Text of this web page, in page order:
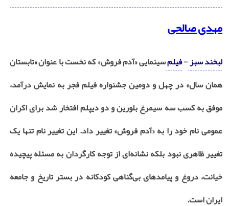
مهدی صالحی
لبخند سبز-فیلمسینمایی «آدم فروش» که نخست با عنوان «تابستان
همان سال» در چهل و دومین جشنواره فیلم فجر به نمایش درآمد،
موفق به کسب سه سیمرغ بلورین و دو دیپلم افتخار شد برای اکران
عمومی نام خود را به «آدم فروش» تغییر داد. این تغییر نام تنها یک
تغییر ظاهری نبود بلکه نشانه‌ای از توجه کارگردان به مسئله پیچیده
خیانت، دروغ و پیامدهای بی‌گناهی کودکانه در بستر تاریخ و جامعه
ایران است.